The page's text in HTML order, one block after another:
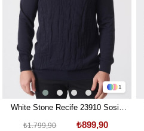
1
White Stone Recife 23910 Sosis
₺899,90
₺1.799,90